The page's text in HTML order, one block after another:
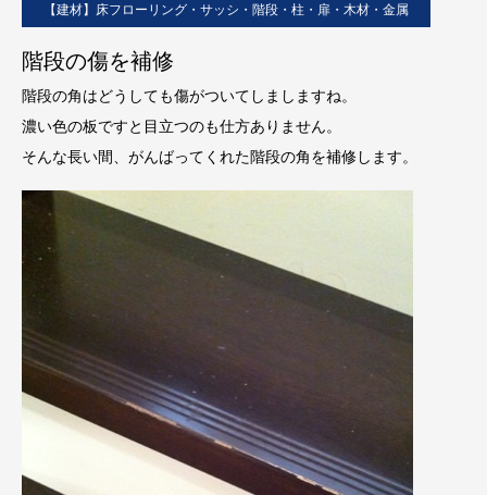
【建材】床フローリング・サッシ・階段・柱・扉・木材・金属
階段の傷を補修
階段の角はどうしても傷がついてしましますね。
濃い色の板ですと目立つのも仕方ありません。
そんな長い間、がんばってくれた階段の角を補修します。